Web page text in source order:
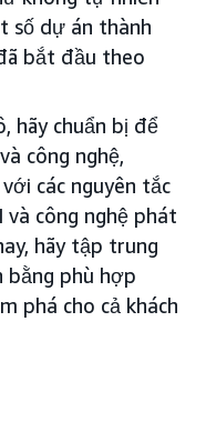
số dự án thành
bắt đầu theo
hãy chuẩn bị để
công nghệ,
các nguyên tắc
công nghệ phát
hãy tập trung
bằng phù hợp
phá cho cả khách